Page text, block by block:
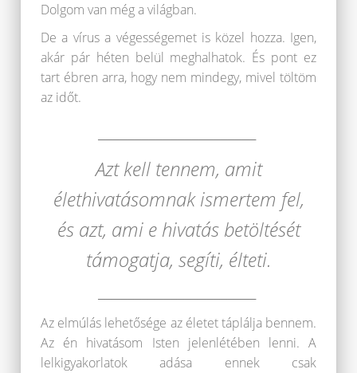
Dolgom van még a világban.
De a vírus a végességemet is közel hozza. Igen,
akár pár héten belül meghalhatok. És pont ez
tart ébren arra, hogy nem mindegy, mivel töltöm
az időt.
Azt kell tennem, amit
élethivatásomnak ismertem fel,
és azt, ami e hivatás betöltését
támogatja, segíti, élteti.
Az elmúlás lehetősége az életet táplálja bennem.
Az én hivatásom Isten jelenlétében lenni. A
lelkigyakorlatok adása ennek csak